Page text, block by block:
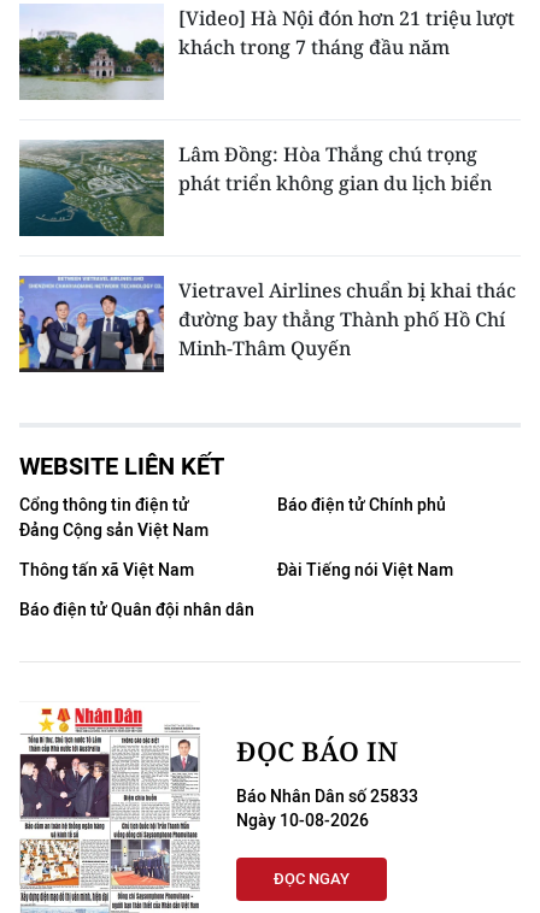
[Video] Hà Nội đón hơn 21 triệu lượt
khách trong 7 tháng đầu năm
Lâm Đồng: Hòa Thắng chú trọng
phát triển không gian du lịch biển
Vietravel Airlines chuẩn bị khai thác
đường bay thẳng Thành phố Hồ Chí
Minh-Thâm Quyến
WEBSITE LIÊN KẾT
Cổng thông tin điện tử
Đảng Cộng sản Việt Nam
Báo điện tử Chính phủ
Thông tấn xã Việt Nam
Đài Tiếng nói Việt Nam
Báo điện tử Quân đội nhân dân
ĐỌC BÁO IN
Báo Nhân Dân số 25833
Ngày 10-08-2026
ĐỌC NGAY